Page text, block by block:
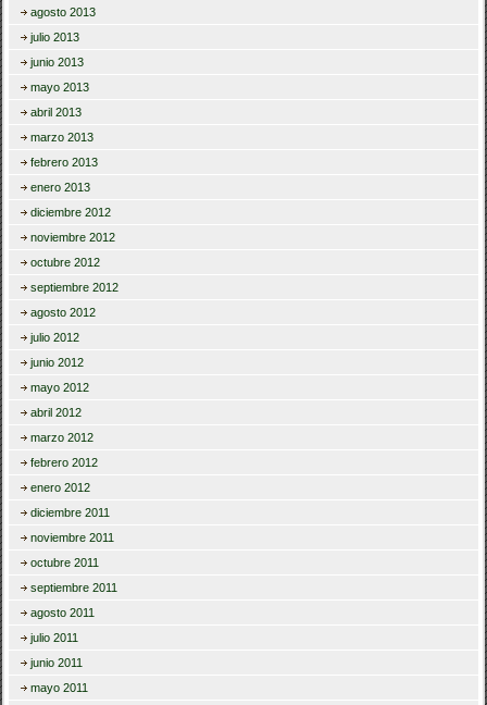
agosto 2013
julio 2013
junio 2013
mayo 2013
abril 2013
marzo 2013
febrero 2013
enero 2013
diciembre 2012
noviembre 2012
octubre 2012
septiembre 2012
agosto 2012
julio 2012
junio 2012
mayo 2012
abril 2012
marzo 2012
febrero 2012
enero 2012
diciembre 2011
noviembre 2011
octubre 2011
septiembre 2011
agosto 2011
julio 2011
junio 2011
mayo 2011